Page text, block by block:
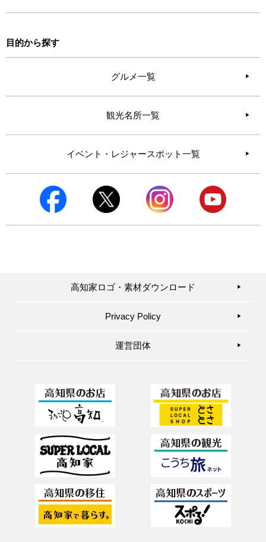
目的から探す
グルメ一覧
観光名所一覧
イベント・レジャースポット一覧
高知家ロゴ・素材ダウンロード ▶︎
Privacy Policy ▶︎
運営団体 ▶︎